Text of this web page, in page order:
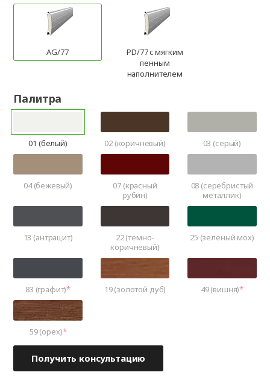
AG/77
PD/77 c мягким
пенным
наполнителем
Палитра
01 (белый) 02 (коричневый) 03 (серый)
04 (бежевый)
07 (красный
рубин)
08 (серебристый
металлик)
13 (антрацит)
22 (темно-
коричневый)
25 (зеленый мох)
83 (графит) 19 (золотой дуб) 49 (вишня)
59 (орех)
Получить консультацию